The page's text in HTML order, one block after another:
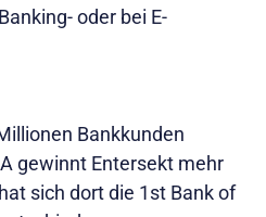
oder bei E-
Bankkunden
gewinnt Entersekt mehr
sich dort die 1st Bank of